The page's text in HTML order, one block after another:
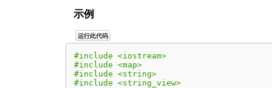
示例
运行此代码
#include <iostream>
#include <map>
#include <string>
#include <string_view>